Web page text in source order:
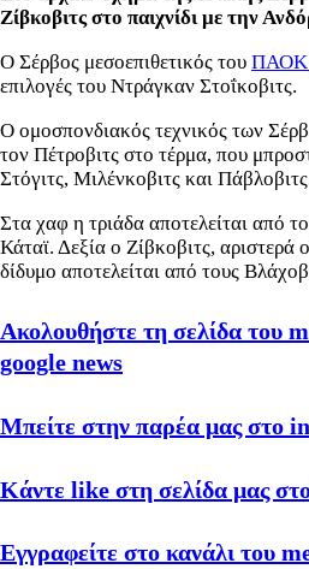
Ζίβκοβιτς στο παιχνίδι με την
Ο Σέρβος μεσοεπιθετικός του ΠΑΟΚ
επιλογές του Ντράγκαν Στοΐκοβιτς.
Ο ομοσπονδιακός τεχνικός των
τον Πέτροβιτς στο τέρμα, που
Στόγιτς, Μιλένκοβιτς και
Στα χαφ η τριάδα αποτελείται από
Κάταϊ. Δεξία ο Ζίβκοβιτς, αριστερά
δίδυμο αποτελείται από τους
Ακολουθήστε τη σελίδα του
google news
Μπείτε στην παρέα μας στο
Κάντε like στη σελίδα μας
Εγγραφείτε στο κανάλι του